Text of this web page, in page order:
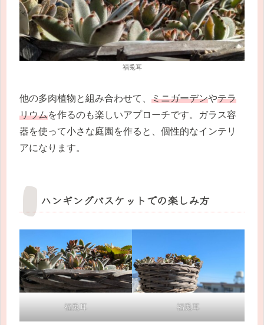
福兎耳
他の多肉植物と組み合わせて、 ミニガーデンやテラ
リウムを作るのも楽しいアプローチです。ガラス容
器を使って小さな庭園を作ると、個性的なインテリ
アになります。
ハンギングバスケットでの楽しみ方
福兎耳 福兎耳